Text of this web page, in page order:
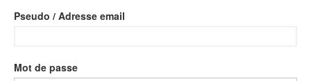
Pseudo / Adresse email
Mot de passe